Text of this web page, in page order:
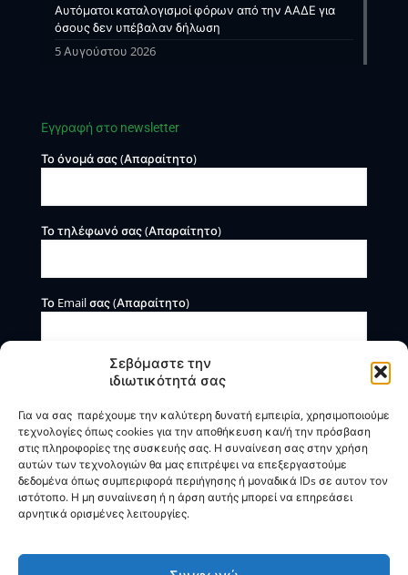
Σεβόμαστε την
ιδιωτικότητά σας
Για να σας παρέχουμε την καλύτερη δυνατή εμπειρία, χρησιμοποιούμε
τεχνολογίες όπως cookies για την αποθήκευση και/ή την πρόσβαση
στις πληροφορίες της συσκευής σας. Η συναίνεση σας στην χρήση
αυτών των τεχνολογιών θα μας επιτρέψει να επεξεργαστούμε
δεδομένα όπως συμπεριφορά περιήγησης ή μοναδικά IDs σε αυτον τον
ιστότοπο. Η μη συναίινεση ή η άρση αυτής μπορεί να επηρεάσει
αρνητικά ορισμένες λειτουργίες.
Αυτόματοι καταλογισμοί φόρων από την ΑΑΔΕ για
όσους δεν υπέβαλαν δήλωση
5 Αυγούστου 2026
Εγγραφή στο newsletter
Το όνομά σας (Απαραίτητο)
Το τηλέφωνό σας (Απαραίτητο)
Το Email σας (Απαραίτητο)
Η BOXmind παρέχει πληροφοριακές και συμβουλευτικές
υπηρεσίες. Δεν προσφέρει υπηρεσίες ρύθμισης ή
διαγραφής οφειλών.